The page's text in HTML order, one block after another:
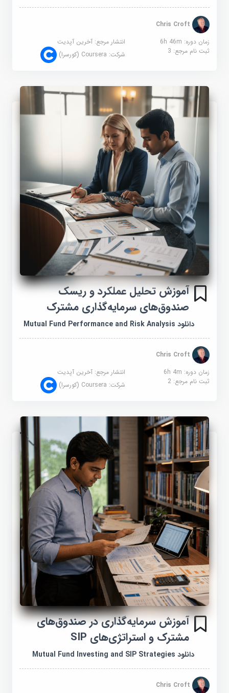
Chris Croft
زمان دوره: 6h 46m
انتشار مرجع:آخرین آپدیت
ثبت نام مرجع:3 شرکت:Coursera (کورسرا)
آموزش تحلیل عملکرد و ریسک
صندوق‌های سرمایه‌گذاری مشترک
دانلود Mutual Fund Performance and Risk Analysis
Chris Croft
زمان دوره: 6h 4m
انتشار مرجع:آخرین آپدیت
ثبت نام مرجع:2 شرکت:Coursera (کورسرا)
آموزش سرمایه‌گذاری در صندوق‌های
مشترک و استراتژی‌های SIP
دانلود Mutual Fund Investing and SIP Strategies
Chris Croft